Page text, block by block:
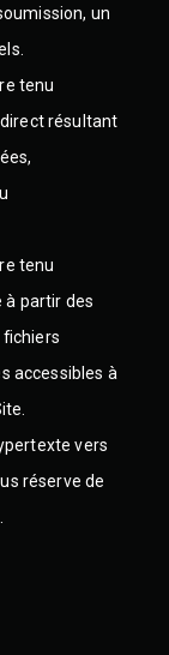
un
tenu
résultant
tenu
à partir des
fichiers
accessibles à
vers
réserve de